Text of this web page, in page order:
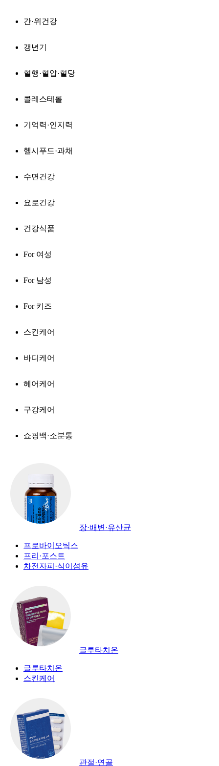
간·위건강
갱년기
혈행·혈압·혈당
콜레스테롤
기억력·인지력
헬시푸드·과채
수면건강
요로건강
건강식품
For 여성
For 남성
For 키즈
스킨케어
바디케어
헤어케어
구강케어
쇼핑백·소분통
장·배변·유산균
프로바이오틱스
프리·포스트
차전자피·식이섬유
글루타치온
글루타치온
스킨케어
관절·연골